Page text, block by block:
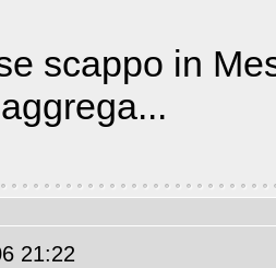
scappo in
21:22